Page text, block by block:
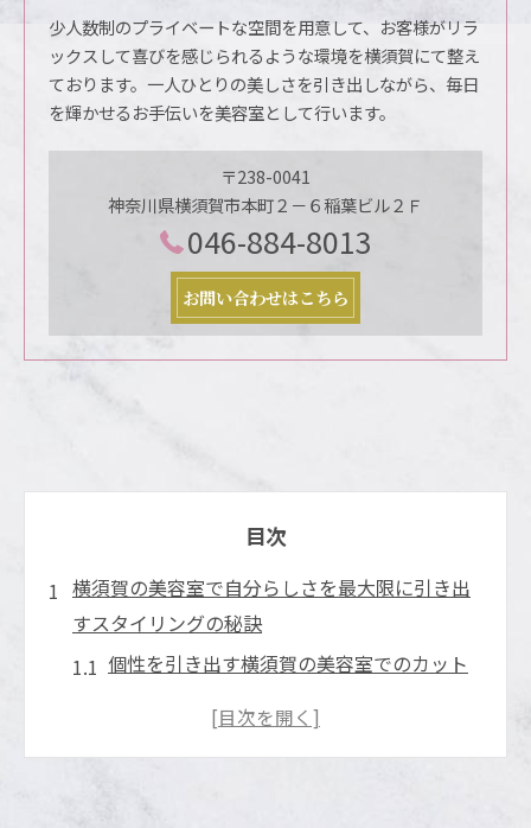
少人数制のプライベートな空間を用意して、お客様がリラ
ックスして喜びを感じられるような環境を横須賀にて整え
ております。一人ひとりの美しさを引き出しながら、毎日
を輝かせるお手伝いを美容室として行います。
〒238-0041
神奈川県横須賀市本町２－６稲葉ビル２Ｆ
046-884-8013
お問い合わせはこちら
目次
横須賀の美容室で自分らしさを最大限に引き出
すスタイリングの秘訣
個性を引き出す横須賀の美容室でのカット
自然な魅力を引き立てるスタイリング方法